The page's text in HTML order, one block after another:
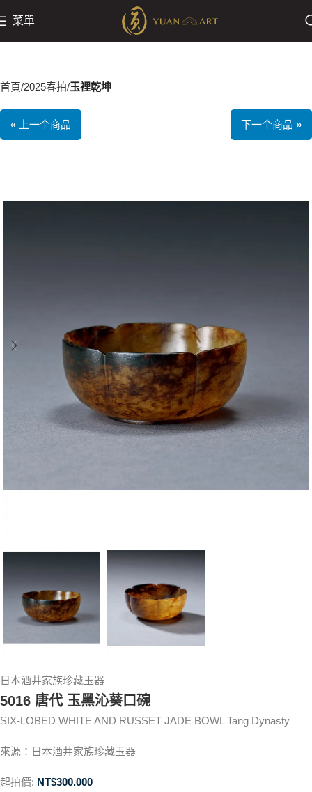
菜單
首頁 2025春拍 玉裡乾坤
« 上一个商品 下一个商品 »
日本酒井家族珍藏玉器
5016 唐代 玉黑沁葵口碗
SIX-LOBED WHITE AND RUSSET JADE BOWL Tang Dynasty
來源：日本酒井家族珍藏玉器
起拍價: NT$300.000